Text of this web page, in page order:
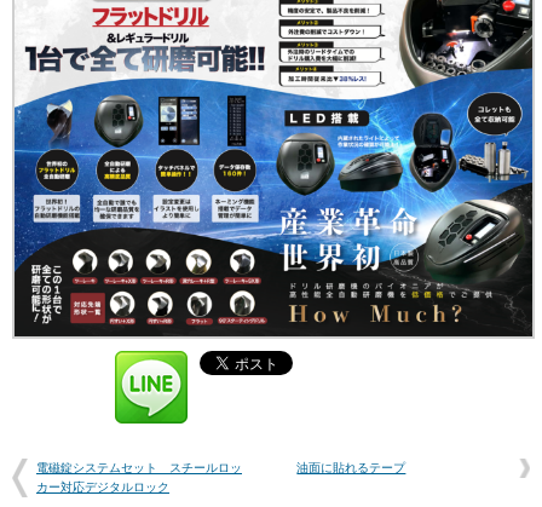
電磁錠システムセット スチールロッ
カー対応デジタルロック
油面に貼れるテープ